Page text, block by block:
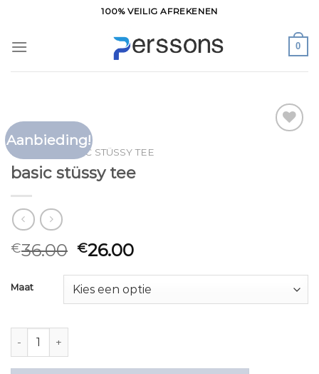
inhoud
100% VEILIG AFREKENEN
0
Aanbieding!
HOME BASIC STÜSSY TEE
basic stüssy tee
€36.00 €26.00
Maat
basic stüssy tee aantal